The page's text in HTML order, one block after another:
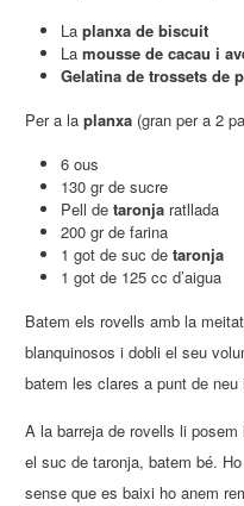
Laplanxa de biscuit
Lamousse de cacau i
Gelatina de trossets de
Per a laplanxa (gran per a 2
6 ous
130 gr de sucre
Pell detaronja ratllada
200 gr de farina
1 got de suc detaronja
1 got de 125 cc d’aigua
Batem els rovells amb la
blanquinosos i dobli el seu
batem les clares a punt de
A la barreja de rovells li
el suc de taronja, batem bé.
sense que es baixi ho anem